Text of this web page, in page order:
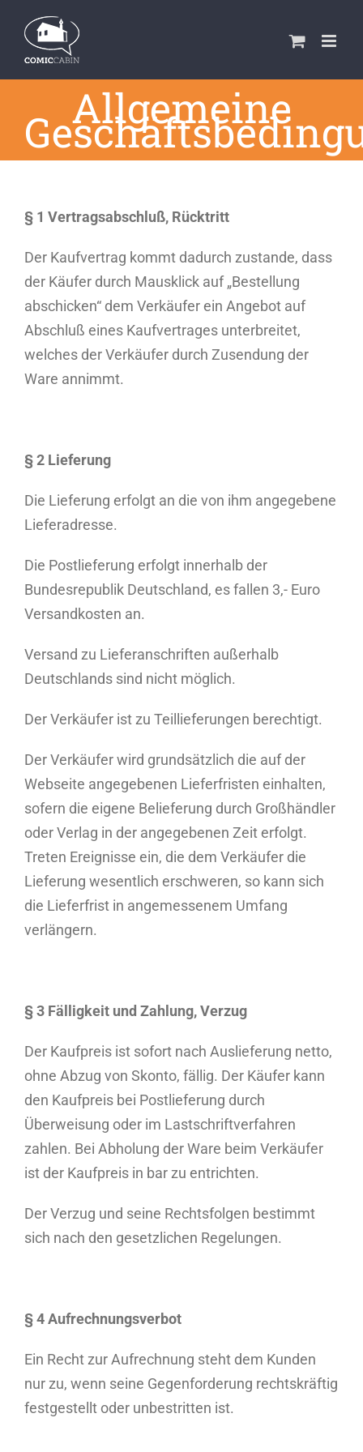
Inhalt
springen
Allgemeine
§ 1 Vertragsabschluß, Rücktritt
Der Kaufvertrag kommt dadurch zustande, dass
der Käufer durch Mausklick auf „Bestellung
abschicken“ dem Verkäufer ein Angebot auf
Abschluß eines Kaufvertrages unterbreitet,
welches der Verkäufer durch Zusendung der
Ware annimmt.
§ 2 Lieferung
Die Lieferung erfolgt an die von ihm angegebene
Lieferadresse.
Die Postlieferung erfolgt innerhalb der
Bundesrepublik Deutschland, es fallen 3,- Euro
Versandkosten an.
Versand zu Lieferanschriften außerhalb
Deutschlands sind nicht möglich.
Der Verkäufer ist zu Teillieferungen berechtigt.
Der Verkäufer wird grundsätzlich die auf der
Webseite angegebenen Lieferfristen einhalten,
sofern die eigene Belieferung durch Großhändler
oder Verlag in der angegebenen Zeit erfolgt.
Treten Ereignisse ein, die dem Verkäufer die
Lieferung wesentlich erschweren, so kann sich
die Lieferfrist in angemessenem Umfang
verlängern.
§ 3 Fälligkeit und Zahlung, Verzug
Der Kaufpreis ist sofort nach Auslieferung netto,
ohne Abzug von Skonto, fällig. Der Käufer kann
den Kaufpreis bei Postlieferung durch
Überweisung oder im Lastschriftverfahren
zahlen. Bei Abholung der Ware beim Verkäufer
ist der Kaufpreis in bar zu entrichten.
Der Verzug und seine Rechtsfolgen bestimmt
sich nach den gesetzlichen Regelungen.
§ 4 Aufrechnungsverbot
Ein Recht zur Aufrechnung steht dem Kunden
nur zu, wenn seine Gegenforderung rechtskräftig
festgestellt oder unbestritten ist.